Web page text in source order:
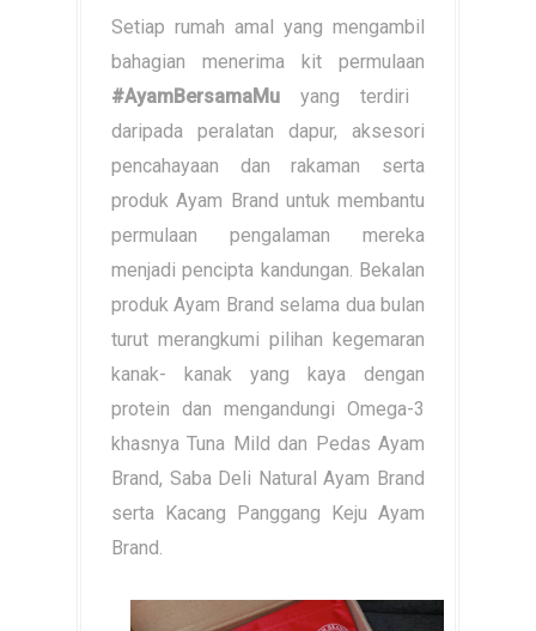
Setiap rumah amal yang mengambil
bahagian menerima kit permulaan
#AyamBersamaMu yang terdiri
daripada peralatan dapur, aksesori
pencahayaan dan rakaman serta
produk Ayam Brand untuk membantu
permulaan pengalaman mereka
menjadi pencipta kandungan. Bekalan
produk Ayam Brand selama dua bulan
turut merangkumi pilihan kegemaran
kanak- kanak yang kaya dengan
protein dan mengandungi Omega-3
khasnya Tuna Mild dan Pedas Ayam
Brand, Saba Deli Natural Ayam Brand
serta Kacang Panggang Keju Ayam
Brand.